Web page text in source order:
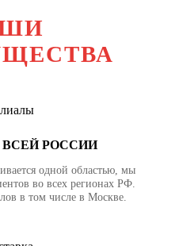
РОССИИ
одной областью, мы
во всех регионах РФ.
в том числе в Москве.